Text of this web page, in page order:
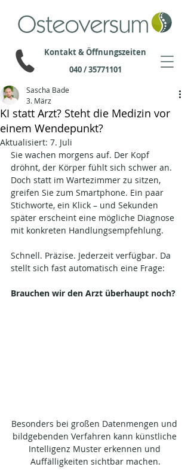
040 / 35771101
Kontakt & Öffnungszeiten
KI statt Arzt? Steht die Medizin vor
einem Wendepunkt?
Sascha Bade
3. März
Aktualisiert: 7. Juli
Sie wachen morgens auf. Der Kopf
dröhnt, der Körper fühlt sich schwer an.
Doch statt im Wartezimmer zu sitzen,
greifen Sie zum Smartphone. Ein paar
Stichworte, ein Klick – und Sekunden
später erscheint eine mögliche Diagnose
mit konkreten Handlungsempfehlung.
Schnell. Präzise. Jederzeit verfügbar. Da
stellt sich fast automatisch eine Frage:
Brauchen wir den Arzt überhaupt noch?
Besonders bei großen Datenmengen und
bildgebenden Verfahren kann künstliche
Intelligenz Muster erkennen und
Auffälligkeiten sichtbar machen.